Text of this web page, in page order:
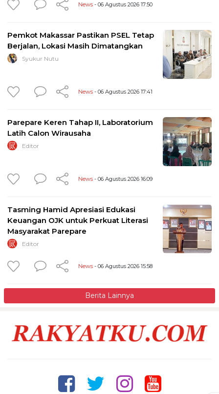
News - 06 Agustus 2026 17:50
Pemkot Makassar Pastikan PSEL Tetap
Berjalan, Lokasi Masih Dimatangkan
Syukur Nutu
News - 06 Agustus 2026 17:41
Parepare Keren Tahap II, Laboratorium
Latih Calon Wirausaha
Editor
News - 06 Agustus 2026 16:09
Tasming Hamid Apresiasi Edukasi
Keuangan OJK untuk Perkuat Literasi
Masyarakat Parepare
Editor
News - 06 Agustus 2026 15:58
Berita Lainnya